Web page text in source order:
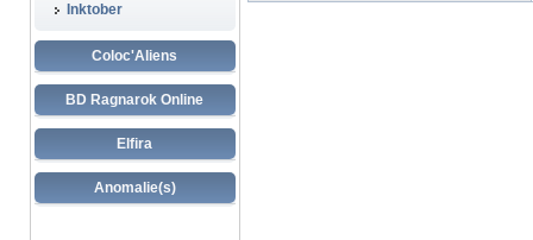
Inktober
Coloc'Aliens
BD Ragnarok Online
Elfira
Anomalie(s)